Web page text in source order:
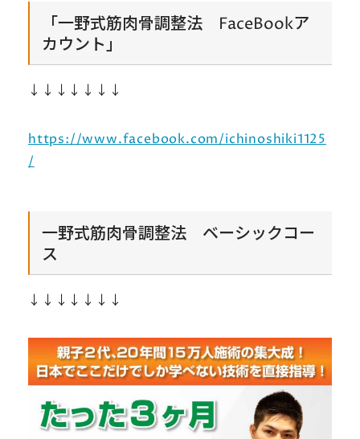
「一野式筋肉骨調整法 FaceBookア
カウント」
↓↓↓↓↓↓↓
https://www.facebook.com/ichinoshiki1125
/
一野式筋肉骨調整法 ベーシックコー
ス
↓↓↓↓↓↓↓